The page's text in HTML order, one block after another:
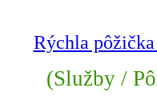
Rýchla
(Služby /